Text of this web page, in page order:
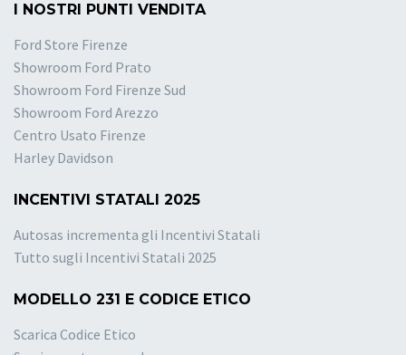
I NOSTRI PUNTI VENDITA
Ford Store Firenze
Showroom Ford Prato
Showroom Ford Firenze Sud
Showroom Ford Arezzo
Centro Usato Firenze
Harley Davidson
INCENTIVI STATALI 2025
Autosas incrementa gli Incentivi Statali
Tutto sugli Incentivi Statali 2025
MODELLO 231 E CODICE ETICO
Scarica Codice Etico